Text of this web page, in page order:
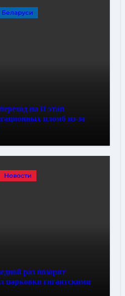
Беларуси
на II этап
пломб из-за
Новости
раз позорят
парковки гигантскими